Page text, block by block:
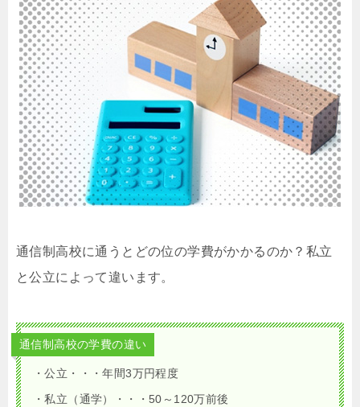
通信制高校に通うとどの位の学費がかかるのか？私立
と公立によって違います。
通信制高校の学費の違い
・公立・・・年間3万円程度
・私立（通学）・・・50～120万前後